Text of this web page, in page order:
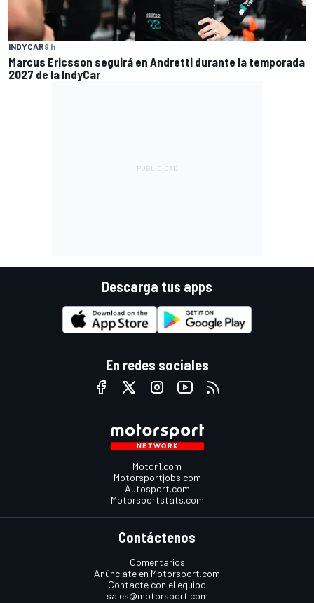
INDYCAR9 h
Marcus Ericsson seguirá en Andretti durante la temporada
2027 de la IndyCar
Descarga tus apps
En redes sociales
Motor1.com
Motorsportjobs.com
Autosport.com
Motorsportstats.com
Contáctenos
Comentarios
Anúnciate en Motorsport.com
Contacte con el equipo
sales@motorsport.com